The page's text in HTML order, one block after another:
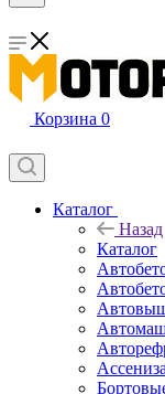
Корзина 0
Каталог
Назад
Каталог